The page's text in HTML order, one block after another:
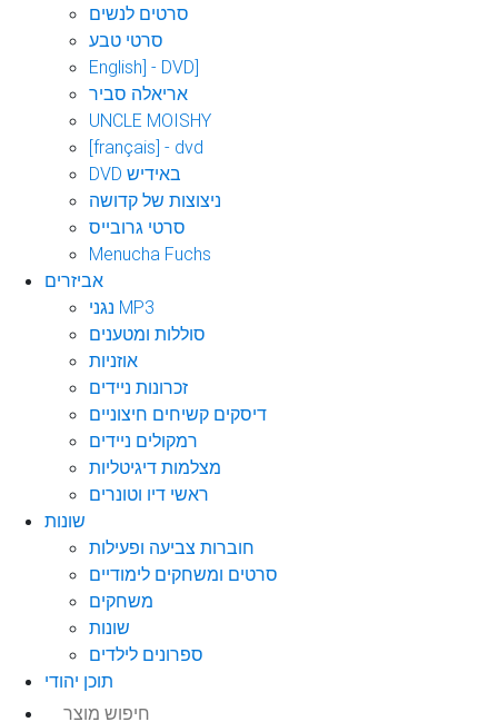
סרטים לנשים
סרטי טבע
English] - DVD]
אריאלה סביר
UNCLE MOISHY
[français] - dvd
DVD באידיש
ניצוצות של קדושה
סרטי גרובייס
Menucha Fuchs
אביזרים
נגני MP3
סוללות ומטענים
אוזניות
זכרונות ניידים
דיסקים קשיחים חיצוניים
רמקולים ניידים
מצלמות דיגיטליות
ראשי דיו וטונרים
שונות
חוברות צביעה ופעילות
סרטים ומשחקים לימודיים
משחקים
שונות
ספרונים לילדים
תוכן יהודי